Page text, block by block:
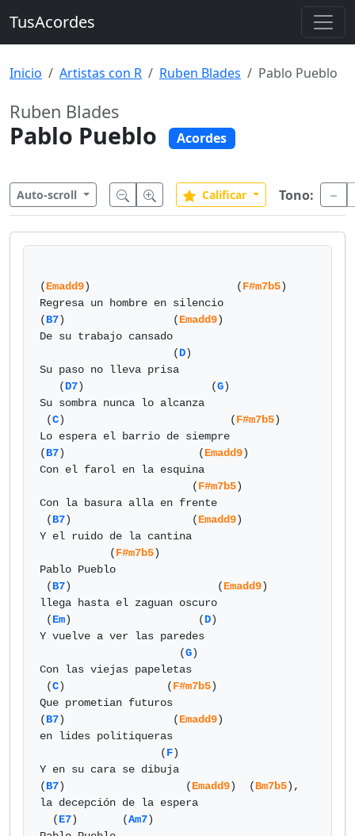
TusAcordes
Inicio Artistas con R Ruben Blades Pablo Pueblo
Ruben Blades
Pablo Pueblo Acordes
Auto-scroll Calificar Tono:
(Emadd9)                       (F#m7b5)
Regresa un hombre en silencio
(B7)                 (Emadd9)
De su trabajo cansado
                     (
D)
Su paso no lleva prisa
   (
D7)                    (G)
Su sombra nunca lo alcanza
(C)                          (F#m7b5)
Lo espera el barrio de siempre
(B7)                     (Emadd9)
Con el farol en la esquina
                        (
F#m7b5)
Con la basura alla en frente
(B7)                   (Emadd9)
Y el ruido de la cantina
           (
F#m7b5)
Pablo Pueblo
(B7)                       (Emadd9)
llega hasta el zaguan oscuro
(Em)                    (D)
Y vuelve a ver las paredes
                      (
G)
Con las viejas papeletas
(C)                (F#m7b5)
Que prometian futuros
(B7)                 (Emadd9)
en lides politiqueras
                   (
F)
Y en su cara se dibuja
(B7)                   (Emadd9)  (Bm7b5),
la decepción de la espera
  (
E7)       (Am7)